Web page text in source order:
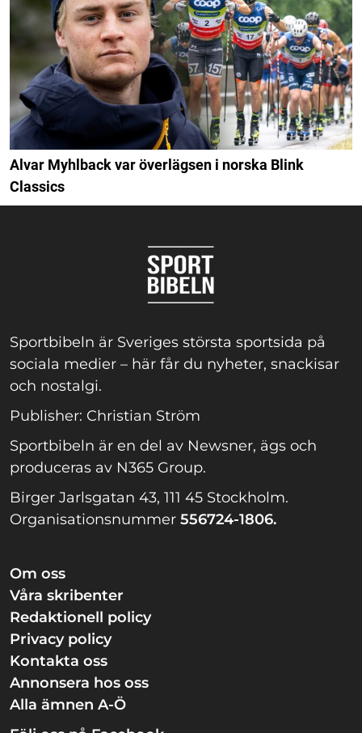
Alvar Myhlback var överlägsen i norska Blink
Classics
Sportbibeln är Sveriges största sportsida på
sociala medier – här får du nyheter, snackisar
och nostalgi.
Publisher: Christian Ström
Sportbibeln är en del av Newsner, ägs och
produceras av N365 Group.
Birger Jarlsgatan 43, 111 45 Stockholm.
Organisationsnummer 556724-1806.
Om oss
Våra skribenter
Redaktionell policy
Privacy policy
Kontakta oss
Annonsera hos oss
Alla ämnen A-Ö